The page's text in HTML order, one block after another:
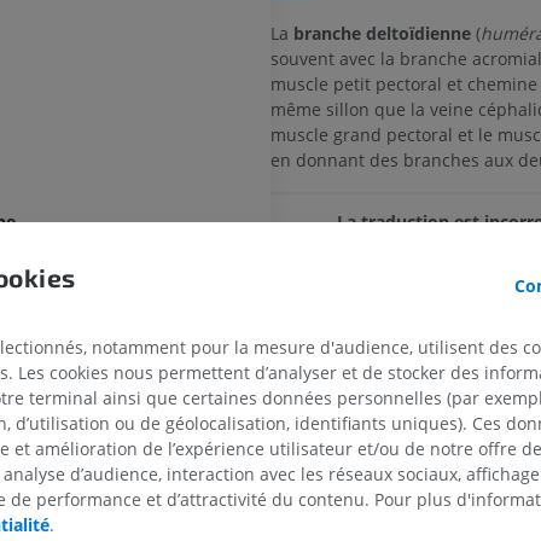
de l'artère axillaire
de l'artère thoraco-acromiale
de l'artère thoraco-acromiale
La branche deltoïdienne (
souvent avec la branche
muscle petit pectoral et chemine
même sillon que la veine
muscle grand pectoral et le
en donnant des branches aux
La traduction est
Références
This definition incorporates text from a
edition of Gray's Anatomy (20th U.S.
Anatomy of the Human Body, published
http://www.bartleby.com/107/).
SUPÉRIEUR
IRM du membre supérieur
MEMBRE INFÉRIEUR
Membre
notamment pour la mesure d'audience, utilisent des
Les cookies nous permettent d’analyser et de stocker des
terminal ainsi que certaines données personnelles (par
d’utilisation ou de géolocalisation, identifiants uniques). Ces
et amélioration de l’expérience utilisateur et/ou de notre offre
d’audience, interaction avec les réseaux sociaux,
de performance et d’attractivité du contenu. Pour plus
.